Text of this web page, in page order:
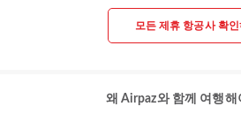
모든 제휴 항공사 확인
왜 Airpaz와 함께 여행해